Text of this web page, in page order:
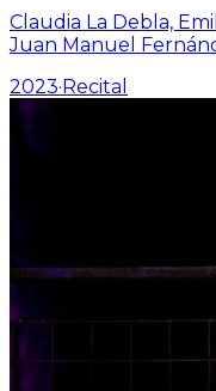
Claudia La Debla,
Juan Manuel
2023· Recital